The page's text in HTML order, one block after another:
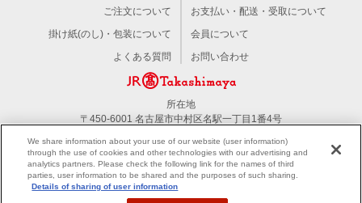
ご注文について
お支払い・配送・受取について
掛け紙(のし)・包装について
会員について
よくある質問
お問い合わせ
所在地
〒450-6001 名古屋市中村区名駅一丁目1番4号
PC版を見る
We share information about your use of our website (user information)
through the use of cookies and other technologies with our advertising and
analytics partners. Please check the following link for the names of third
parties, user information to be shared and the purposes of such sharing.
Details of sharing of user information